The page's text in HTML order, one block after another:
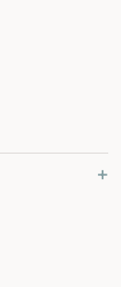
+